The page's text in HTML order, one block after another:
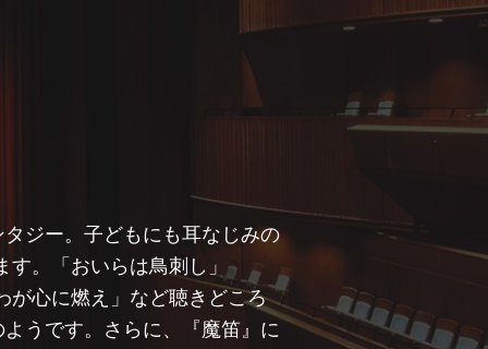
ジー。子どもにも耳なじみの
。「おいらは鳥刺し」
が心に燃え」など聴きどころ
うです。さらに、『魔笛』に